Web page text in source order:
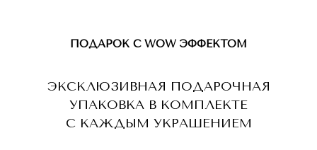
ЭКСКЛЮЗИВНАЯ ПОДАРОЧНАЯ
УПАКОВКА В КОМПЛЕКТЕ
С КАЖДЫМ УКРАШЕНИЕМ
ПОДАРОК С WOW ЭФФЕКТОМ